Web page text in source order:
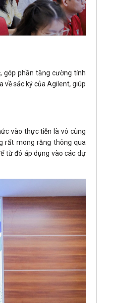
góp phần tăng cường tính
về sắc ký của Agilent, giúp
vào thực tiễn là vô cùng
rất mong rằng thông qua
từ đó áp dụng vào các dự